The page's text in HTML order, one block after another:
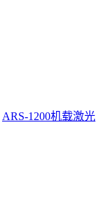
ARS-1200机载激光